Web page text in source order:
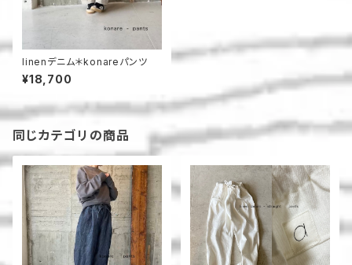
linenデニム＊konareパンツ
¥18,700
同じカテゴリの商品